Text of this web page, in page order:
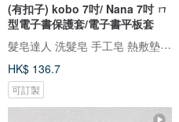
(有扣子) kobo 7吋/ Nana 7吋 ㄇ
型電子書保護套/電子書平板套
髮皂達人 洗髮皂 手工皂 熱敷墊 電子閱讀器保護套 手作館
HK$ 136.7
可訂製